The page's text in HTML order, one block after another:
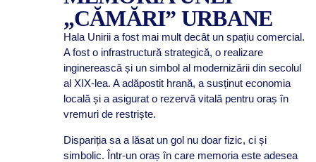
„CĂMĂRI” URBANE
Hala Unirii a fost mai mult decât un spațiu comercial.
A fost o infrastructură strategică, o realizare
inginerească și un simbol al modernizării din secolul
al XIX-lea. A adăpostit hrană, a susținut economia
locală și a asigurat o rezervă vitală pentru oraș în
vremuri de restriște.
Dispariția sa a lăsat un gol nu doar fizic, ci și
simbolic. Într-un oraș în care memoria este adesea